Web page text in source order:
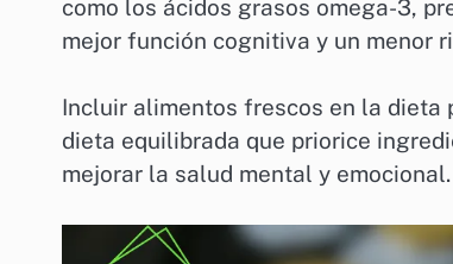
como los ácidos grasos omega-3,
mejor función cognitiva y un menor
Incluir alimentos frescos en la dieta
dieta equilibrada que priorice
mejorar la salud mental y emocional.